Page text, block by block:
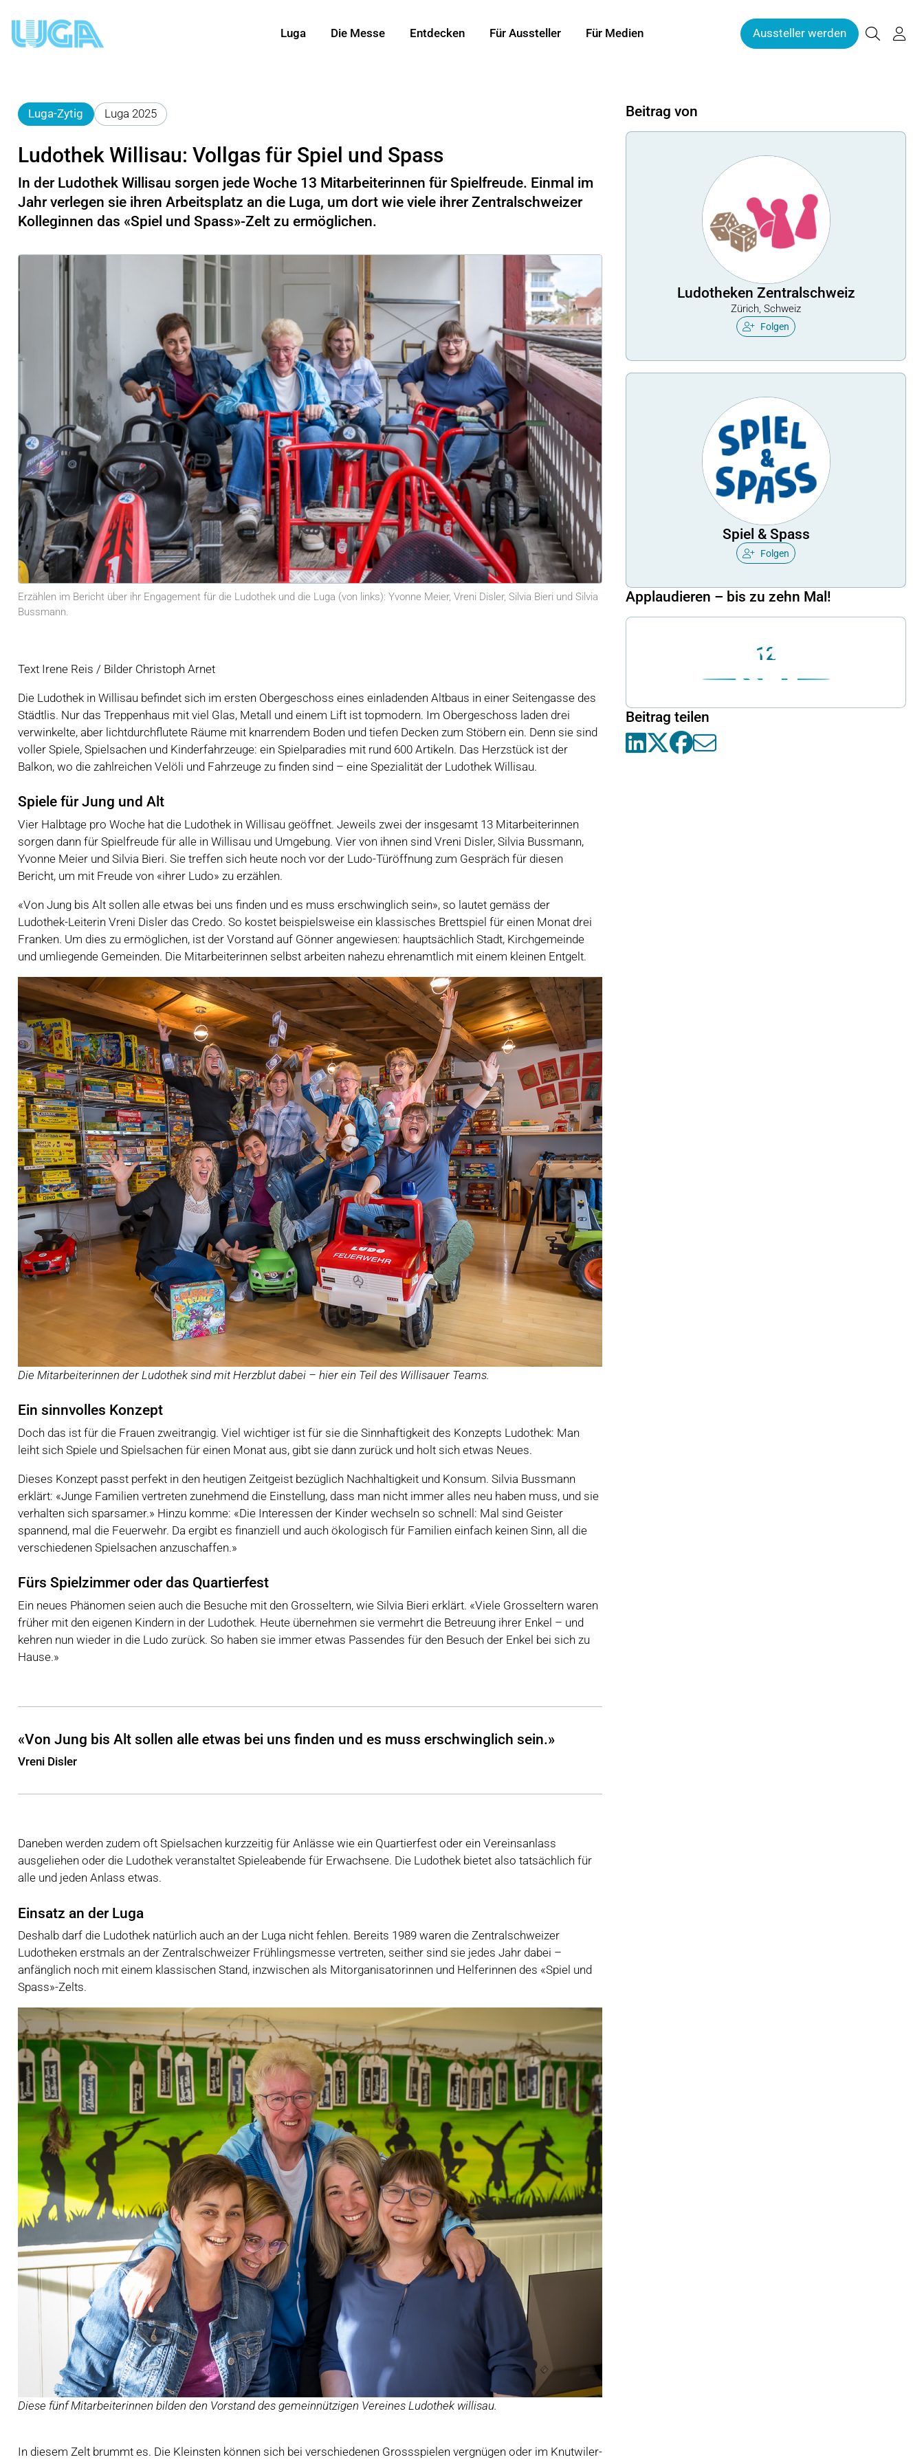
Luga Die Messe Entdecken Für Aussteller Für Medien Aussteller werden
Luga-Zytig Luga 2025
Ludothek Willisau: Vollgas für Spiel und Spass
In der Ludothek Willisau sorgen jede Woche 13 Mitarbeiterinnen für Spielfreude. Einmal im
Jahr verlegen sie ihren Arbeitsplatz an die Luga, um dort wie viele ihrer Zentralschweizer
Kolleginnen das «Spiel und Spass»-Zelt zu ermöglichen.
Erzählen im Bericht über ihr Engagement für die Ludothek und die Luga (von links): Yvonne Meier, Vreni Disler, Silvia Bieri und Silvia
Bussmann.
Text Irene Reis / Bilder Christoph Arnet
Die Ludothek in Willisau befindet sich im ersten Obergeschoss eines einladenden Altbaus in einer Seitengasse des
Städtlis. Nur das Treppenhaus mit viel Glas, Metall und einem Lift ist topmodern. Im Obergeschoss laden drei
verwinkelte, aber lichtdurchflutete Räume mit knarrendem Boden und tiefen Decken zum Stöbern ein. Denn sie sind
voller Spiele, Spielsachen und Kinderfahrzeuge: ein Spielparadies mit rund 600 Artikeln. Das Herzstück ist der
Balkon, wo die zahlreichen Velöli und Fahrzeuge zu finden sind – eine Spezialität der Ludothek Willisau.
Spiele für Jung und Alt
Vier Halbtage pro Woche hat die Ludothek in Willisau geöffnet. Jeweils zwei der insgesamt 13 Mitarbeiterinnen
sorgen dann für Spielfreude für alle in Willisau und Umgebung. Vier von ihnen sind Vreni Disler, Silvia Bussmann,
Yvonne Meier und Silvia Bieri. Sie treffen sich heute noch vor der Ludo-Türöffnung zum Gespräch für diesen
Bericht, um mit Freude von «ihrer Ludo» zu erzählen.
«Von Jung bis Alt sollen alle etwas bei uns finden und es muss erschwinglich sein», so lautet gemäss der
Ludothek-Leiterin Vreni Disler das Credo. So kostet beispielsweise ein klassisches Brettspiel für einen Monat drei
Franken. Um dies zu ermöglichen, ist der Vorstand auf Gönner angewiesen: hauptsächlich Stadt, Kirchgemeinde
und umliegende Gemeinden. Die Mitarbeiterinnen selbst arbeiten nahezu ehrenamtlich mit einem kleinen Entgelt.
Die Mitarbeiterinnen der Ludothek sind mit Herzblut dabei – hier ein Teil des Willisauer Teams.
Ein sinnvolles Konzept
Doch das ist für die Frauen zweitrangig. Viel wichtiger ist für sie die Sinnhaftigkeit des Konzepts Ludothek: Man
leiht sich Spiele und Spielsachen für einen Monat aus, gibt sie dann zurück und holt sich etwas Neues.
Dieses Konzept passt perfekt in den heutigen Zeitgeist bezüglich Nachhaltigkeit und Konsum. Silvia Bussmann
erklärt: «Junge Familien vertreten zunehmend die Einstellung, dass man nicht immer alles neu haben muss, und sie
verhalten sich sparsamer.» Hinzu komme: «Die Interessen der Kinder wechseln so schnell: Mal sind Geister
spannend, mal die Feuerwehr. Da ergibt es finanziell und auch ökologisch für Familien einfach keinen Sinn, all die
verschiedenen Spielsachen anzuschaffen.»
Fürs Spielzimmer oder das Quartierfest
Ein neues Phänomen seien auch die Besuche mit den Grosseltern, wie Silvia Bieri erklärt. «Viele Grosseltern waren
früher mit den eigenen Kindern in der Ludothek. Heute übernehmen sie vermehrt die Betreuung ihrer Enkel – und
kehren nun wieder in die Ludo zurück. So haben sie immer etwas Passendes für den Besuch der Enkel bei sich zu
Hause.»
«Von Jung bis Alt sollen alle etwas bei uns finden und es muss erschwinglich sein.»
Vreni Disler
Daneben werden zudem oft Spielsachen kurzzeitig für Anlässe wie ein Quartierfest oder ein Vereinsanlass
ausgeliehen oder die Ludothek veranstaltet Spieleabende für Erwachsene. Die Ludothek bietet also tatsächlich für
alle und jeden Anlass etwas.
Einsatz an der Luga
Deshalb darf die Ludothek natürlich auch an der Luga nicht fehlen. Bereits 1989 waren die Zentralschweizer
Ludotheken erstmals an der Zentralschweizer Frühlingsmesse vertreten, seither sind sie jedes Jahr dabei –
anfänglich noch mit einem klassischen Stand, inzwischen als Mitorganisatorinnen und Helferinnen des «Spiel und
Spass»-Zelts.
Diese fünf Mitarbeiterinnen bilden den Vorstand des gemeinnützigen Vereines Ludothek willisau.
In diesem Zelt brummt es. Die Kleinsten können sich bei verschiedenen Grossspielen vergnügen oder im Knutwiler-
Beitrag von
Ludotheken Zentralschweiz
Zürich, Schweiz
Folgen
Spiel & Spass
Folgen
Applaudieren – bis zu zehn Mal!
12
Beitrag teilen